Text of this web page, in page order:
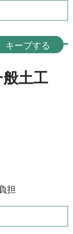
31件
111件
1件
1件
キープする
土工
担